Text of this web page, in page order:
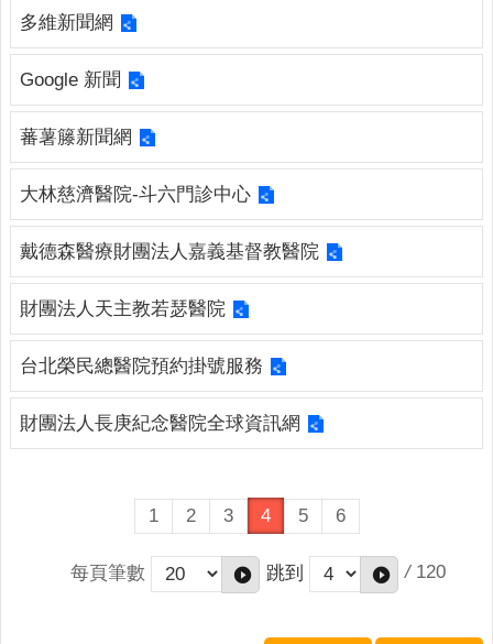
索
相
關
連
結
English
首
頁
隱
私
權
保
多維新聞網
Google 新聞
蕃薯籐新聞網
大林慈濟醫院-斗六門診中心
戴德森醫療財團法人嘉義基督教醫院
財團法人天主教若瑟醫院
台北榮民總醫院預約掛號服務
財團法人長庚紀念醫院全球資訊網
1 2 3 4 5 6
每頁筆數 跳到 / 120